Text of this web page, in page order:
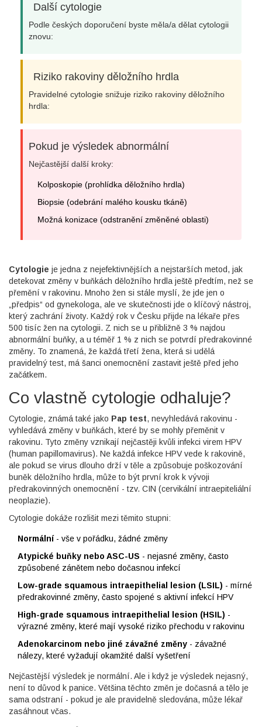
Další cytologie
Podle českých doporučení byste měla/a dělat cytologii
znovu:
Riziko rakoviny děložního hrdla
Pravidelné cytologie snižuje riziko rakoviny děložního
hrdla:
Pokud je výsledek abnormální
Nejčastější další kroky:
Kolposkopie (prohlídka děložního hrdla)
Biopsie (odebrání malého kousku tkáně)
Možná konizace (odstranění změněné oblasti)
Cytologie je jedna z nejefektivnějších a nejstarších metod, jak
detekovat změny v buňkách děložního hrdla ještě předtím, než se
přemění v rakovinu. Mnoho žen si stále myslí, že jde jen o
„předpis“ od gynekologa, ale ve skutečnosti jde o klíčový nástroj,
který zachrání životy. Každý rok v Česku přijde na lékaře přes
500 tisíc žen na cytologii. Z nich se u přibližně 3 % najdou
abnormální buňky, a u téměř 1 % z nich se potvrdí předrakovinné
změny. To znamená, že každá třetí žena, která si udělá
pravidelný test, má šanci onemocnění zastavit ještě před jeho
začátkem.
Co vlastně cytologie odhaluje?
Cytologie, známá také jako Pap test, nevyhledává rakovinu -
vyhledává změny v buňkách, které by se mohly přeměnit v
rakovinu. Tyto změny vznikají nejčastěji kvůli infekci virem HPV
(human papillomavirus). Ne každá infekce HPV vede k rakovině,
ale pokud se virus dlouho drží v těle a způsobuje poškozování
buněk děložního hrdla, může to být první krok k vývoji
předrakovinných onemocnění - tzv. CIN (cervikální intraepiteliální
neoplazie).
Cytologie dokáže rozlišit mezi těmito stupni:
Normální- vše v pořádku, žádné změny
Atypické buňky nebo ASC-US - nejasné změny, často
způsobené zánětem nebo dočasnou infekcí
Low-grade squamous intraepithelial lesion (LSIL) - mírné
předrakovinné změny, často spojené s aktivní infekcí HPV
High-grade squamous intraepithelial lesion (HSIL) -
výrazné změny, které mají vysoké riziko přechodu v rakovinu
Adenokarcinom nebo jiné závažné změny - závažné
nálezy, které vyžadují okamžité další vyšetření
Nejčastější výsledek je normální. Ale i když je výsledek nejasný,
není to důvod k panice. Většina těchto změn je dočasná a tělo je
sama odstraní - pokud je ale pravidelně sledována, může lékař
zasáhnout včas.